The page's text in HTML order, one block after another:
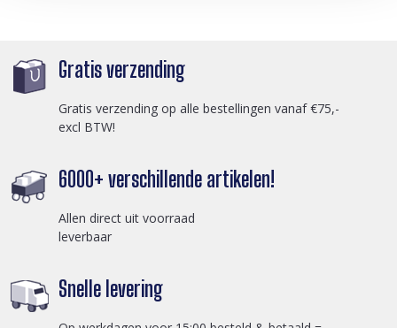
Gratis verzending
Gratis verzending op alle bestellingen vanaf €75,-
excl BTW!
6000+ verschillende artikelen!
Allen direct uit voorraad
leverbaar
Snelle levering